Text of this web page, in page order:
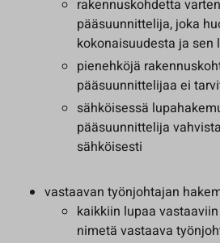
rakennuskohdetta
pääsuunnittelija, joka
kokonaisuudesta ja sen
pienehköjä
pääsuunnittelijaa ei
sähköisessä
pääsuunnittelija
sähköisesti
vastaavan työnjohtajan
kaikkiin lupaa
nimetä vastaava